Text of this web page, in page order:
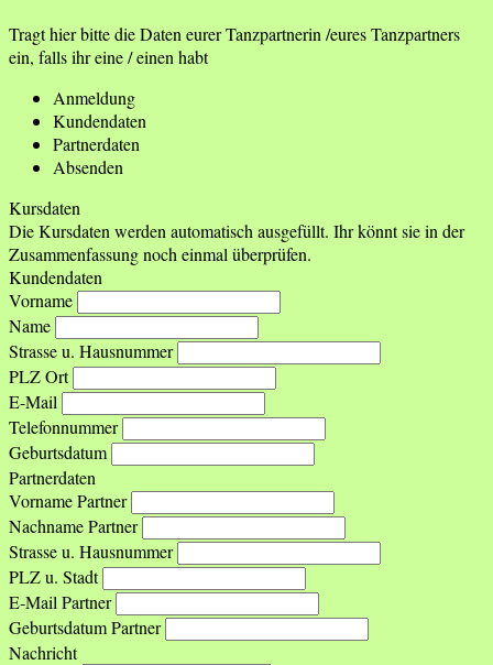
Tragt hier bitte die Daten eurer Tanzpartnerin /eures Tanzpartners
ein, falls ihr eine / einen habt
Anmeldung
Kundendaten
Partnerdaten
Absenden
Kursdaten
Die Kursdaten werden automatisch ausgefüllt. Ihr könnt sie in der
Zusammenfassung noch einmal überprüfen.
Kundendaten
Vorname
Name
Strasse u. Hausnummer
PLZ Ort
E-Mail
Telefonnummer
Geburtsdatum
Partnerdaten
Vorname Partner
Nachname Partner
Strasse u. Hausnummer
PLZ u. Stadt
E-Mail Partner
Geburtsdatum Partner
Nachricht